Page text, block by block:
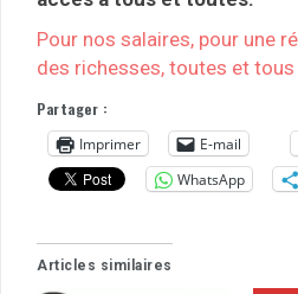
Pour nos salaires, pour une
des richesses, toutes et
Partager :
Imprimer
E-mail
WhatsApp
Articles similaires